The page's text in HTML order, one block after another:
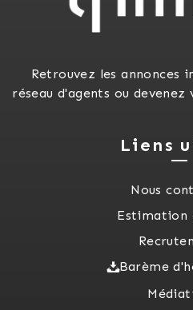
Retrouvez les annonces
réseau d'agents ou
Liens
Nous
Estimation
Barème